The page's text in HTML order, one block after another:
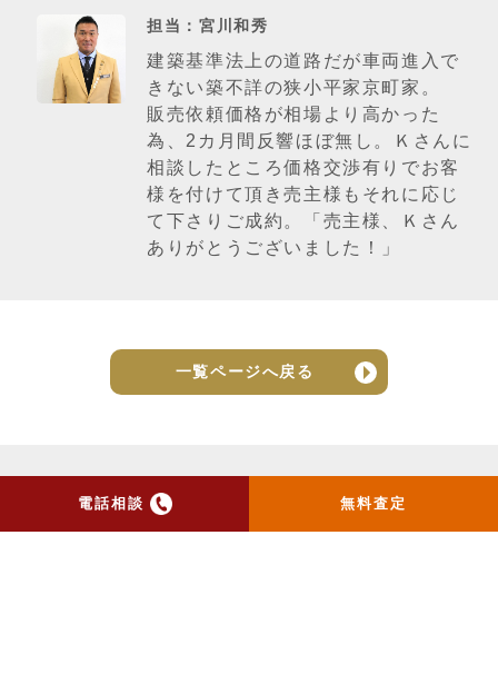
電話相談 無料査定
担当：宮川和秀
建築基準法上の道路だが車両進入で
きない築不詳の狭小平家京町家。
販売依頼価格が相場より高かった
為、2カ月間反響ほぼ無し。Ｋさんに
相談したところ価格交渉有りでお客
様を付けて頂き売主様もそれに応じ
て下さりご成約。「売主様、Ｋさん
ありがとうございました！」
一覧ページへ戻る